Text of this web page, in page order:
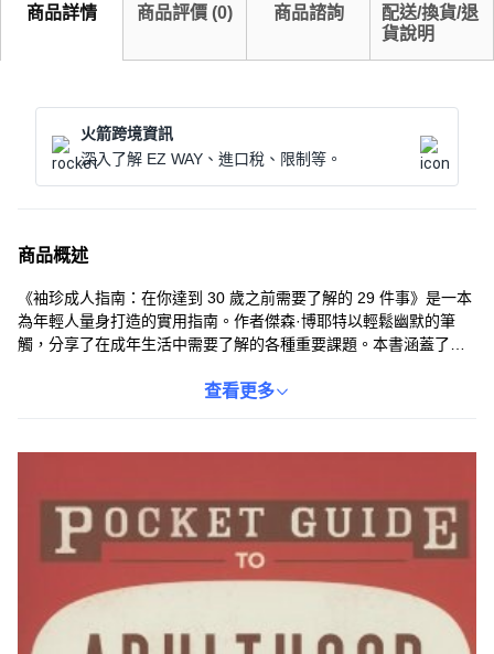
商品詳情 商品評價 (0) 商品諮詢
配送/換貨/退
貨說明
火箭跨境資訊
深入了解 EZ WAY、進口稅、限制等。
商品概述
《袖珍成人指南：在你達到 30 歲之前需要了解的 29 件事》是一本
為年輕人量身打造的實用指南。作者傑森·博耶特以輕鬆幽默的筆
觸，分享了在成年生活中需要了解的各種重要課題。本書涵蓋了財
活指導。透過閱讀本書，年輕讀者可以更好地應對生活中的挑戰，
查看更多